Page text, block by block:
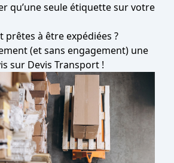
qu’une seule étiquette sur votre
prêtes à être expédiées ?
(et sans engagement) une
sur Devis Transport !